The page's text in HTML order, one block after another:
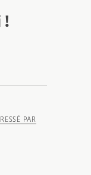
!
PAR